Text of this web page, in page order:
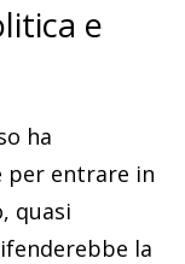
e
ha
per entrare in
quasi
la